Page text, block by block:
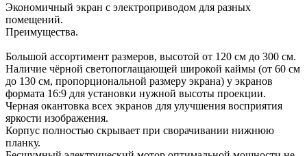
Экономичный экран с электроприводом для разных
помещений.
Преимущества.
Большой ассортимент размеров, высотой от 120 см до 300 см.
Наличие чёрной светопоглащающей широкой каймы (от 60 см
до 130 см, пропорциональной размеру экрана) у экранов
формата 16:9 для установки нужной высоты проекции.
Черная окантовка всех экранов для улучшения восприятия
яркости изображения.
Корпус полностью скрывает при сворачивании нижнюю
планку.